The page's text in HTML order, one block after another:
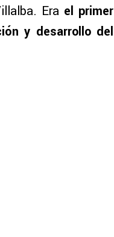
Era el primer
y desarrollo del